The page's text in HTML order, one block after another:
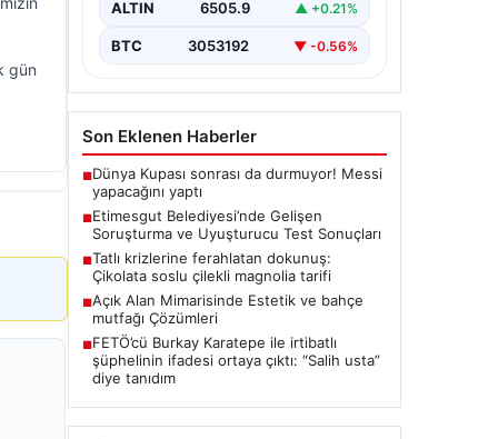
gün
seriyor. Soruşturma kapsamında,…
ALTIN 6505.9 ▲ +0.21%
BTC 3053192 ▼ -0.56%
Son Eklenen Haberler
■Dünya Kupası sonrası da durmuyor! Messi
yapacağını yaptı
■Etimesgut Belediyesi’nde Gelişen
Soruşturma ve Uyuşturucu Test Sonuçları
■Tatlı krizlerine ferahlatan dokunuş:
Çikolata soslu çilekli magnolia tarifi
■Açık Alan Mimarisinde Estetik ve bahçe
mutfağı Çözümleri
■FETÖ’cü Burkay Karatepe ile irtibatlı
şüphelinin ifadesi ortaya çıktı: “Salih usta”
diye tanıdım